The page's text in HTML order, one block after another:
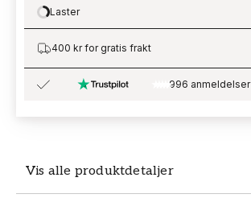
Vis alle produktdetaljer
Loading…
Laster
400 kr for gratis frakt
996 anmeldelser